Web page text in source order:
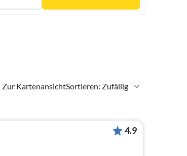
Zur KartenansichtSortieren: Zufällig
4.9